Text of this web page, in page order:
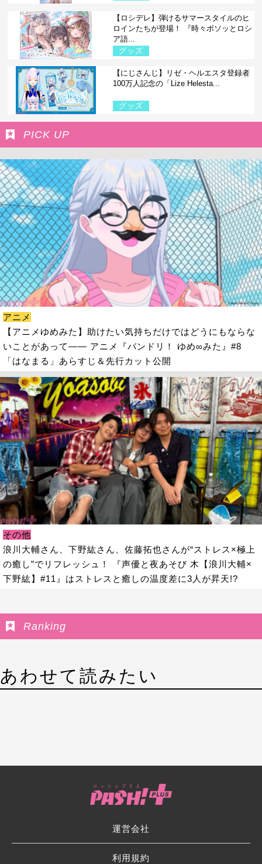
【ロシデレ】弾けるサマースタイルのヒ
ロインたちが登場！ 『時々ボソッとロシ
ア語...
グッズ
【にじさんじ】リゼ・ヘルエスタ登録者
100万人記念の「Lize Helesta...
グッズ
PICK UP
アニメ
【アニメゆめみた】助けたい気持ちだけではどうにもならな
いことがあって―― アニメ『バンドリ！ ゆめ∞みた』#8
「はなまる」あらすじ＆先行カット公開
その他
浪川大輔さん、下野紘さん、佐藤拓也さんが“ストレス×極上
の癒し”でリフレッシュ！ 『声優と夜あそび 木【浪川大輔×
下野紘】#11』はストレスと癒しの温度差に3人が昇天!?
Ranking
あわせて読みたい
運営会社
利用規約